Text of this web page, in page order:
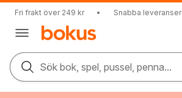
Fri frakt över 249 kr • Snabba leveranser
Sök bok, spel, pussel, penna...